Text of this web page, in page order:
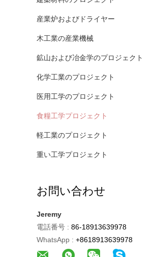
産業炉およびドライヤー
木工業の産業機械
鉱山および冶金学のプロジェクト
化学工業のプロジェクト
医用工学のプロジェクト
食糧工学プロジェクト
軽工業のプロジェクト
重い工学プロジェクト
お問い合わせ
Jeremy
電話番号 : 86-18913639978
WhatsApp : +8618913639978